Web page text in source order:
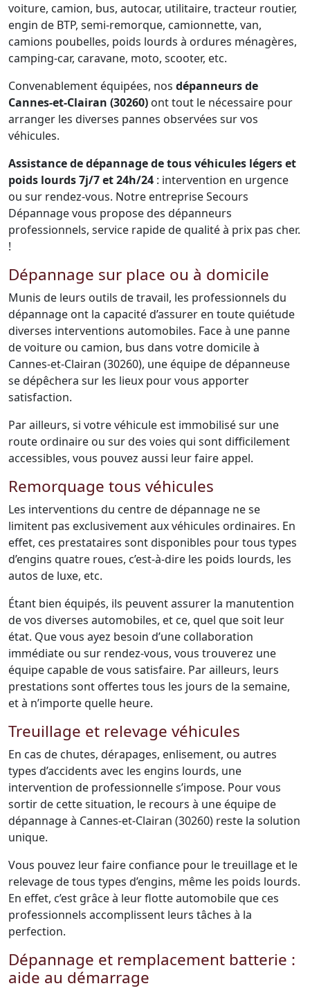
voiture, camion, bus, autocar, utilitaire, tracteur routier,
engin de BTP, semi-remorque, camionnette, van,
camions poubelles, poids lourds à ordures ménagères,
camping-car, caravane, moto, scooter, etc.
Convenablement équipées, nos dépanneurs de
Cannes-et-Clairan (30260) ont tout le nécessaire pour
arranger les diverses pannes observées sur vos
véhicules.
Assistance de dépannage de tous véhicules légers et
poids lourds 7j/7 et 24h/24 : intervention en urgence
ou sur rendez-vous. Notre entreprise Secours
Dépannage vous propose des dépanneurs
professionnels, service rapide de qualité à prix pas cher.
!
Dépannage sur place ou à domicile
Munis de leurs outils de travail, les professionnels du
dépannage ont la capacité d’assurer en toute quiétude
diverses interventions automobiles. Face à une panne
de voiture ou camion, bus dans votre domicile à
Cannes-et-Clairan (30260), une équipe de dépanneuse
se dépêchera sur les lieux pour vous apporter
satisfaction.
Par ailleurs, si votre véhicule est immobilisé sur une
route ordinaire ou sur des voies qui sont difficilement
accessibles, vous pouvez aussi leur faire appel.
Remorquage tous véhicules
Les interventions du centre de dépannage ne se
limitent pas exclusivement aux véhicules ordinaires. En
effet, ces prestataires sont disponibles pour tous types
d’engins quatre roues, c’est-à-dire les poids lourds, les
autos de luxe, etc.
Étant bien équipés, ils peuvent assurer la manutention
de vos diverses automobiles, et ce, quel que soit leur
état. Que vous ayez besoin d’une collaboration
immédiate ou sur rendez-vous, vous trouverez une
équipe capable de vous satisfaire. Par ailleurs, leurs
prestations sont offertes tous les jours de la semaine,
et à n’importe quelle heure.
Treuillage et relevage véhicules
En cas de chutes, dérapages, enlisement, ou autres
types d’accidents avec les engins lourds, une
intervention de professionnelle s’impose. Pour vous
sortir de cette situation, le recours à une équipe de
dépannage à Cannes-et-Clairan (30260) reste la solution
unique.
Vous pouvez leur faire confiance pour le treuillage et le
relevage de tous types d’engins, même les poids lourds.
En effet, c’est grâce à leur flotte automobile que ces
professionnels accomplissent leurs tâches à la
perfection.
Dépannage et remplacement batterie :
aide au démarrage